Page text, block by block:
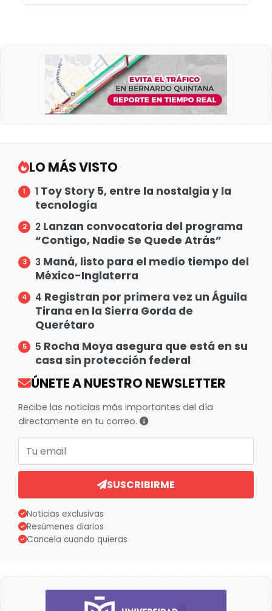
LO MÁS VISTO
1 Toy Story 5, entre la nostalgia y la
tecnología
2 Lanzan convocatoria del programa
“Contigo, Nadie Se Quede Atrás”
3 Maná, listo para el medio tiempo del
México-Inglaterra
4 Registran por primera vez un Águila
Tirana en la Sierra Gorda de
Querétaro
5 Rocha Moya asegura que está en su
casa sin protección federal
ÚNETE A NUESTRO NEWSLETTER
Recibe las noticias más importantes del día
directamente en tu correo.
Correo electrónico
SUSCRIBIRME
Noticias exclusivas
Resúmenes diarios
Cancela cuando quieras